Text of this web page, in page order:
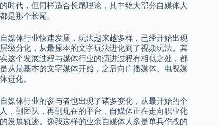
的时代，但同样适合长尾理论，其中绝大部分自媒体人
都是那个长尾。
自媒体行业快速发展，玩法越来越多样，已经开始出现
层级分化，从最原本的文字玩法进化到了视频玩法。其
实这个发展过程与媒体行业的演进过程有相似之处，都
是从最基本的文字媒体开始，之后向广播媒体、电视媒
体进化。
自媒体行业的参与者也出现了诸多变化，从最开始的个
人，到团队，再到现在的平台，自媒体正在走向职业化
的发展轨迹。像我这样的业余自媒体人多是单兵作战的